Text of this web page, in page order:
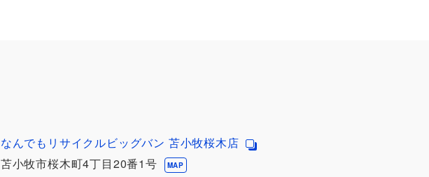
なんでもリサイクルビッグバン 苫小牧桜木店
苫小牧市桜木町4丁目20番1号 MAP